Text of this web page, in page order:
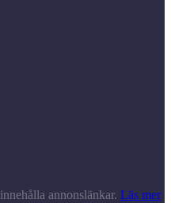
annonslänkar. Läs mer